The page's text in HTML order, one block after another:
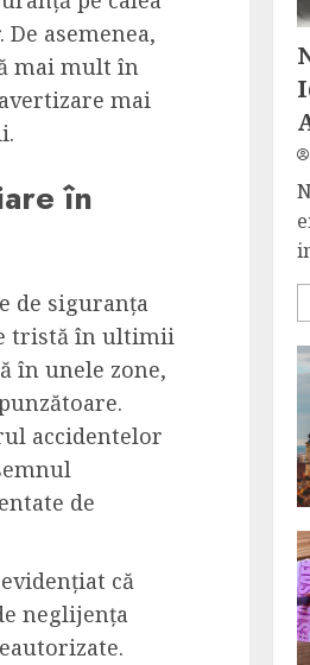
asemenea,
mai mult în
mai
în
de siguranța
tristă în ultimii
în unele zone,
accidentelor
de
că
neglijența